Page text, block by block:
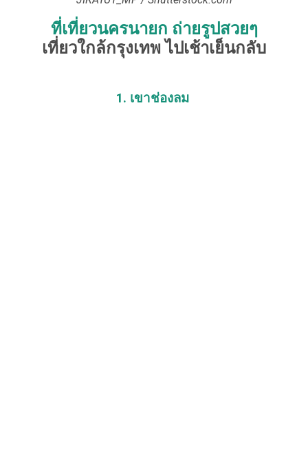
ที่เที่ยวนครนายก ถ่ายรูปสวยๆ
เที่ยวใกล้กรุงเทพ ไปเช้าเย็นกลับ
1. เขาช่องลม